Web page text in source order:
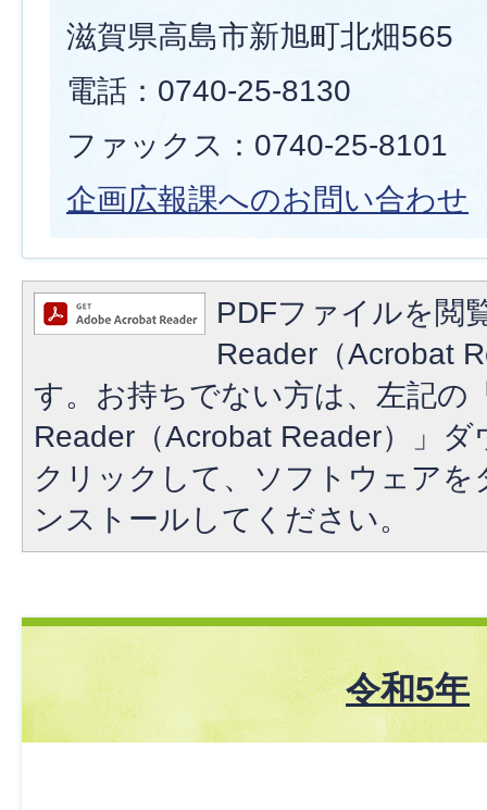
滋賀県高島市新旭町北畑565
電話：0740-25-8130
ファックス：0740-25-8101
企画広報課へのお問い合わせ
PDFファイルを閲
Reader（Acrobat
す。お持ちでない方は、左記の
Reader（Acrobat Reader）」
クリックして、ソフトウェア
ンストールしてください。
令和5年